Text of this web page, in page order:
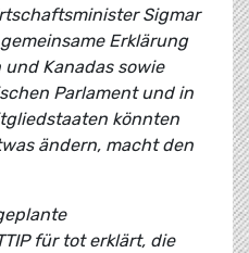
Sigmar
Erklärung
Kanadas sowie
Parlament und in
könnten
ändern, macht den
für tot erklärt, die